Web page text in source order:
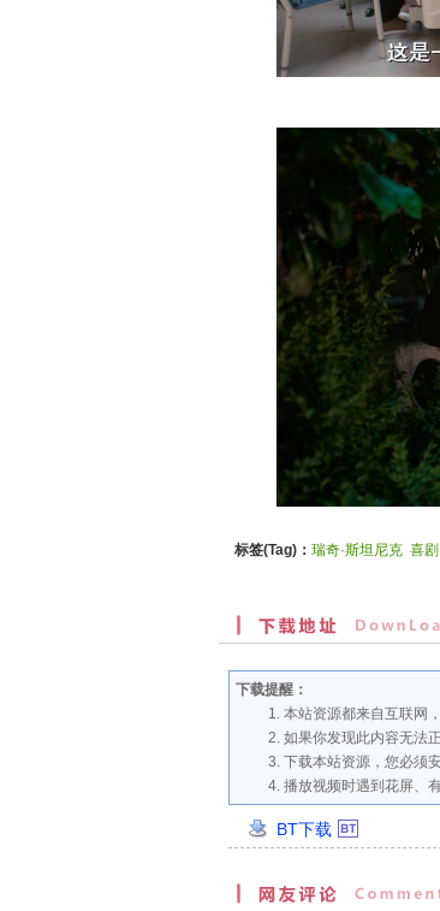
标签(Tag)： 瑞奇·斯坦尼克 喜剧
下载提醒：
本站资源都来自互联网
如果你发现此内容无法
下载本站资源，您必须
播放视频时遇到花屏、
BT下载